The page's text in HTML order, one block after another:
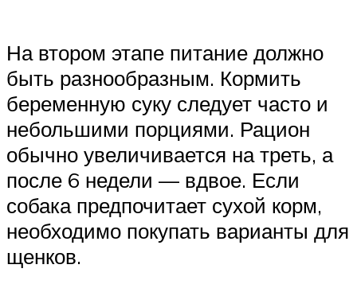
На втором этапе питание должно
быть разнообразным. Кормить
беременную суку следует часто и
небольшими порциями. Рацион
обычно увеличивается на треть, а
после 6 недели — вдвое. Если
собака предпочитает сухой корм,
необходимо покупать варианты для
щенков.